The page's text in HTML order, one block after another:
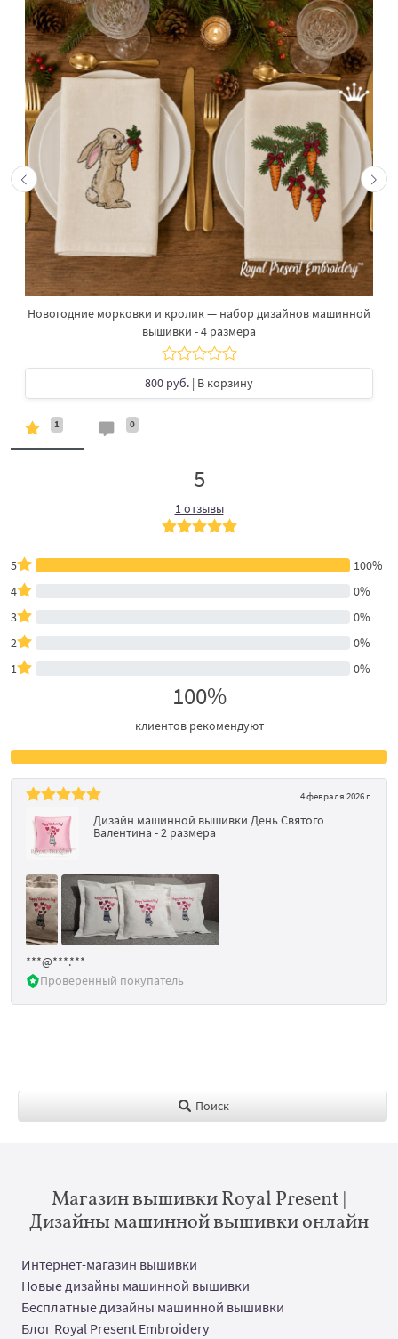
Новогодние морковки и кролик — набор дизайнов машинной
вышивки - 4 размера
800 руб. | В корзину
1 0
5
1 отзывы
5
100%
4
0%
3
0%
2
0%
1
0%
100%
клиентов рекомендуют
4 февраля 2026 г.
Дизайн машинной вышивки День Святого
Валентина - 2 размера
***@***.***
Проверенный покупатель
Поиск
Магазин вышивки Royal Present |
Дизайны машинной вышивки онлайн
Интернет-магазин вышивки
Новые дизайны машинной вышивки
Бесплатные дизайны машинной вышивки
Блог Royal Present Embroidery